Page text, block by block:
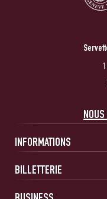
NOUS
INFORMATIONS
BILLETTERIE